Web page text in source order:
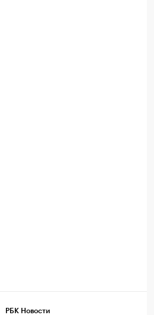
РБК Новости